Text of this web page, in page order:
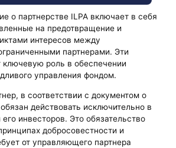
о партнерстве ILPA включает в себя
на предотвращение и
интересов между
партнерами. Эти
ключевую роль в обеспечении
управления фондом.
в соответствии с документом о
действовать исключительно в
инвесторов. Это обязательство
добросовестности и
от управляющего партнера